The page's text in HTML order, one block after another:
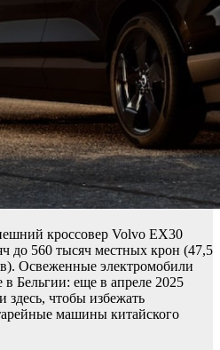
кроссовер Volvo EX30
до 560 тысяч местных крон (47,5
Освеженные электромобили
в Бельгии: еще в апреле 2025
здесь, чтобы избежать
машины китайского